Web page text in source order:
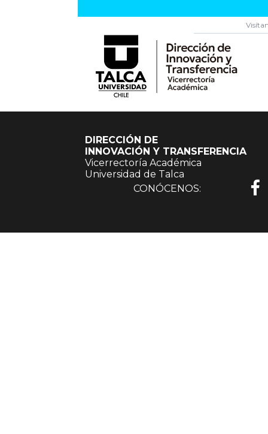
DIRECCIÓN DE
INNOVACIÓN Y TRANSFERENCIA
Vicerrectoría Académica
Universidad de Talca
CONÓCENOS: